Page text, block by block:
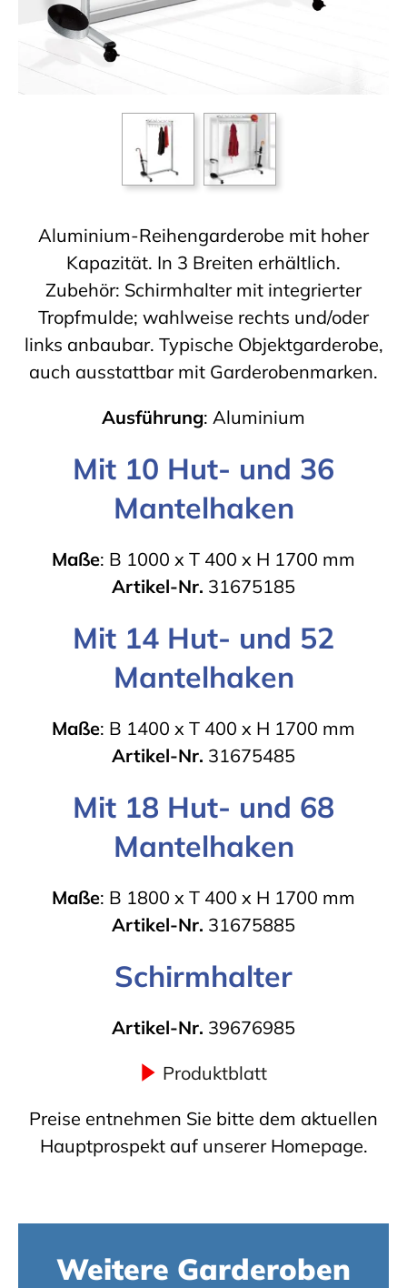
Aluminium-Reihengarderobe mit hoher
Kapazität. In 3 Breiten erhältlich.
Zubehör: Schirmhalter mit integrierter
Tropfmulde; wahlweise rechts und/oder
links anbaubar. Typische Objektgarderobe,
auch ausstattbar mit Garderobenmarken.
Ausführung: Aluminium
Mit 10 Hut- und 36
Mantelhaken
Maße: B 1000 x T 400 x H 1700 mm
Artikel-Nr. 31675185
Mit 14 Hut- und 52
Mantelhaken
Maße: B 1400 x T 400 x H 1700 mm
Artikel-Nr. 31675485
Mit 18 Hut- und 68
Mantelhaken
Maße: B 1800 x T 400 x H 1700 mm
Artikel-Nr. 31675885
Schirmhalter
Artikel-Nr. 39676985
Produktblatt
Preise entnehmen Sie bitte dem aktuellen
Hauptprospekt auf unserer Homepage.
Weitere Garderoben